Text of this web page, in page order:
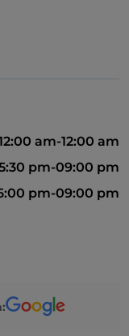
am-12:00 am
pm-09:00 pm
pm-09:00 pm